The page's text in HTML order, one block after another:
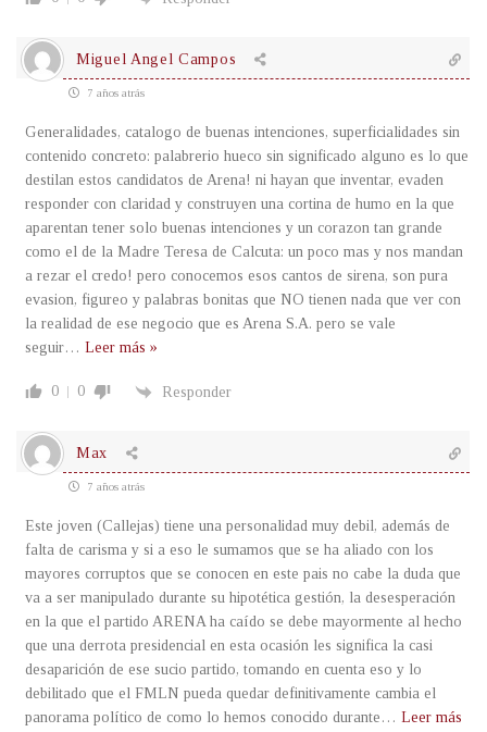
Miguel Angel Campos
7 años atrás
Generalidades, catalogo de buenas intenciones, superficialidades sin
contenido concreto: palabrerio hueco sin significado alguno es lo que
destilan estos candidatos de Arena! ni hayan que inventar, evaden
responder con claridad y construyen una cortina de humo en la que
aparentan tener solo buenas intenciones y un corazon tan grande
como el de la Madre Teresa de Calcuta: un poco mas y nos mandan
a rezar el credo! pero conocemos esos cantos de sirena, son pura
evasion, figureo y palabras bonitas que NO tienen nada que ver con
la realidad de ese negocio que es Arena S.A. pero se vale
seguir… Leer más »
0 0 Responder
Max
7 años atrás
Este joven (Callejas) tiene una personalidad muy debil, además de
falta de carisma y si a eso le sumamos que se ha aliado con los
mayores corruptos que se conocen en este pais no cabe la duda que
va a ser manipulado durante su hipotética gestión, la desesperación
en la que el partido ARENA ha caído se debe mayormente al hecho
que una derrota presidencial en esta ocasión les significa la casi
desaparición de ese sucio partido, tomando en cuenta eso y lo
debilitado que el FMLN pueda quedar definitivamente cambia el
panorama político de como lo hemos conocido durante … Leer más